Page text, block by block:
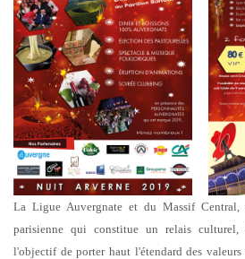
La Ligue Auvergnate et du Massif
parisienne qui constitue un relais culturel,
l'objectif de porter haut l'étendard des